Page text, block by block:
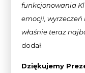
funkcjonowania
emocji, wyrzeczeń
właśnie teraz
dodał.
Dziękujemy